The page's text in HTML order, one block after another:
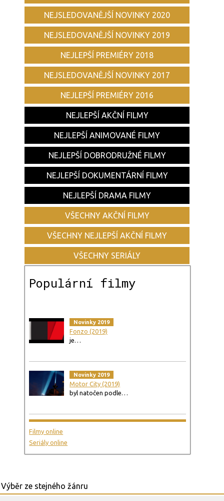
NEJSLEDOVANĚJŠÍ NOVINKY 2020
NEJSLEDOVANĚJŠÍ NOVINKY 2019
NEJLEPŠÍ PREMIÉRY 2018
NEJSLEDOVANĚJŠÍ NOVINKY 2017
NEJLEPŠÍ PREMIÉRY 2016
NEJLEPŠÍ AKČNÍ FILMY
NEJLEPŠÍ ANIMOVANÉ FILMY
NEJLEPŠÍ DOBRODRUŽNÉ FILMY
NEJLEPŠÍ DOKUMENTÁRNÍ FILMY
NEJLEPŠÍ DRAMA FILMY
VŠECHNY AKČNÍ FILMY
VŠECHNY NEJLEPŠÍ AKČNÍ FILMY
VŠECHNY SERIÁLY
Populární filmy
Novinky 2019
Fonzo (2019)
je…
Novinky 2019
Motor City (2019)
byl natočen podle…
Filmy online
Seriály online